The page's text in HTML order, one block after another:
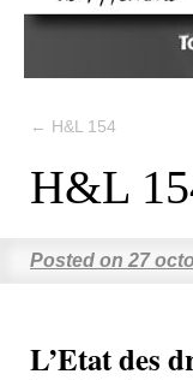
← H&L 154
H&L
Posted on 27
L’Etat des